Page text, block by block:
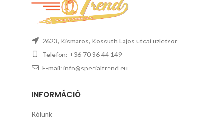
2623, Kismaros, Kossuth Lajos utcai üzletsor
Telefon: +36 70 36 44 149
E-mail: info@specialtrend.eu
INFORMÁCIÓ
Rólunk